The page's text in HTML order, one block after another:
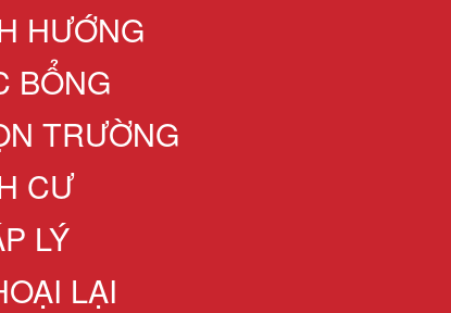
HƯỚNG
BỔNG
TRƯỜNG
CƯ
LÝ
LẠI